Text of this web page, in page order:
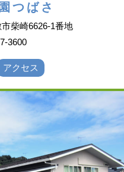
つばさ
柴崎6626-1番地
3600
アクセス